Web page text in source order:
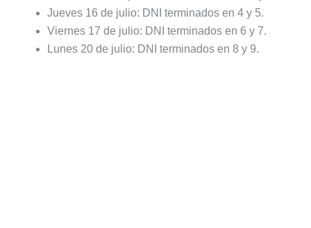
Jueves 16 de julio: DNI terminados en 4 y 5.
Viernes 17 de julio: DNI terminados en 6 y 7.
Lunes 20 de julio: DNI terminados en 8 y 9.